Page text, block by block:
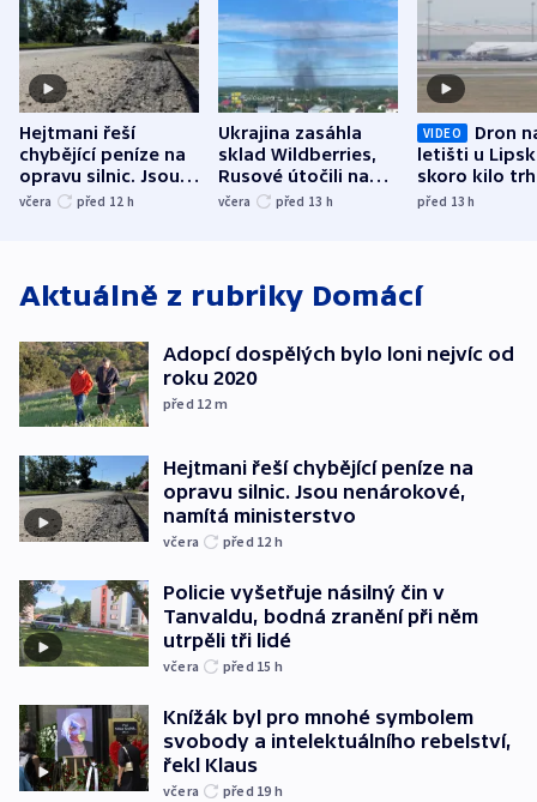
Hejtmani řeší
chybějící peníze na
opravu silnic. Jsou
nenárokové, namítá
včera před 12 h
Ukrajina zasáhla
sklad Wildberries,
Rusové útočili na
trh, hasiče či
včera před 13 h
VIDEO
Dron
letišti u
skoro kilo
indicie
před 13h
Aktuálně z rubriky Domácí
Adopcí dospělých bylo loni nejvíc od
roku 2020
před 12 m
Hejtmani řeší chybějící peníze na
opravu silnic. Jsou nenárokové,
namítá ministerstvo
včera před 12 h
Policie vyšetřuje násilný čin v
Tanvaldu, bodná zranění při něm
utrpěli tři lidé
včera před 15 h
Knížák byl pro mnohé symbolem
svobody a intelektuálního rebelství,
řekl Klaus
včera před 19 h